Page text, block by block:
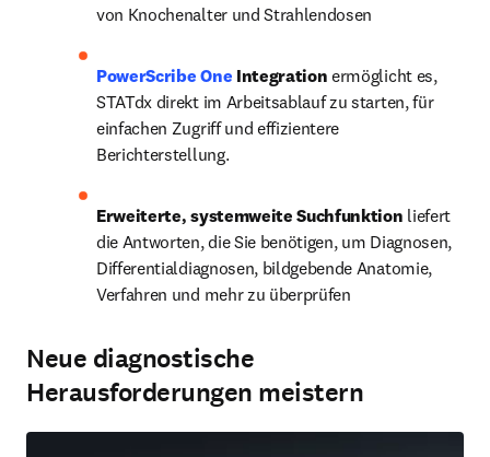
von Knochenalter und Strahlendosen
PowerScribe One Integration
ermöglicht es,
STATdx direkt im Arbeitsablauf zu starten, für
einfachen Zugriff und effizientere
Berichterstellung.
Erweiterte, systemweite Suchfunktion liefert
die Antworten, die Sie benötigen, um Diagnosen,
Differentialdiagnosen, bildgebende Anatomie,
Verfahren und mehr zu überprüfen
Neue diagnostische
Herausforderungen meistern